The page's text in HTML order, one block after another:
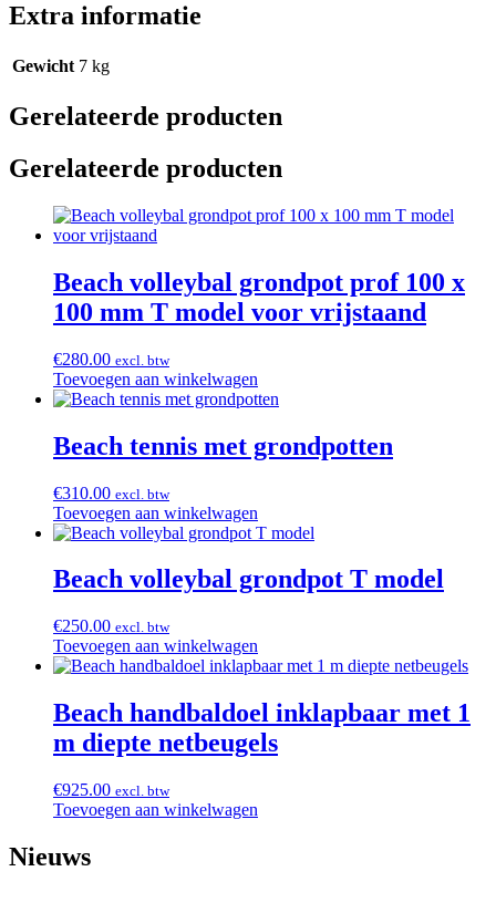
Extra informatie
Gewicht 7 kg
Gerelateerde producten
Gerelateerde producten
Beach volleybal grondpot prof 100 x
100 mm T model voor vrijstaand
€280.00 excl. btw
Toevoegen aan winkelwagen
Beach tennis met grondpotten
€310.00 excl. btw
Toevoegen aan winkelwagen
Beach volleybal grondpot T model
€250.00 excl. btw
Toevoegen aan winkelwagen
Beach handbaldoel inklapbaar met 1
m diepte netbeugels
€925.00 excl. btw
Toevoegen aan winkelwagen
Nieuws